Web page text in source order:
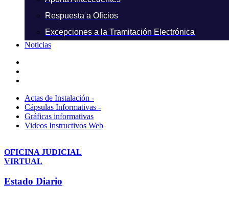
Respuesta a Oficios
Excepciones a la Tramitación Electrónica
Noticias
Actas de Instalación -
Cápsulas Informativas -
Gráficas informativas
Videos Instructivos Web
OFICINA JUDICIAL
VIRTUAL
Estado Diario